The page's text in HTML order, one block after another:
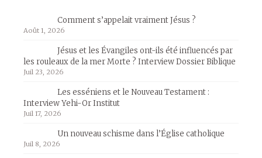
Comment s’appelait vraiment Jésus ?
Août 1, 2026
Jésus et les Évangiles ont-ils été influencés par
les rouleaux de la mer Morte ? Interview Dossier Biblique
Juil 23, 2026
Les esséniens et le Nouveau Testament :
Interview Yehi-Or Institut
Juil 17, 2026
Un nouveau schisme dans l’Église catholique
Juil 8, 2026